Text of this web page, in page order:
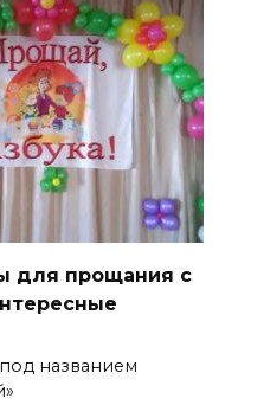
для прощания с
названием